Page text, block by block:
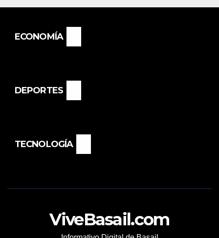
ECONOMÍA
DEPORTES
TECNOLOGÍA
ViveBasail.com